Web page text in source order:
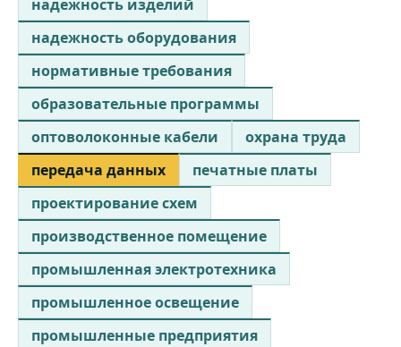
надежность изделий
надежность оборудования
нормативные требования
образовательные программы
оптоволоконные кабели
охрана труда
передача данных
печатные платы
проектирование схем
производственное помещение
промышленная электротехника
промышленное освещение
промышленные предприятия